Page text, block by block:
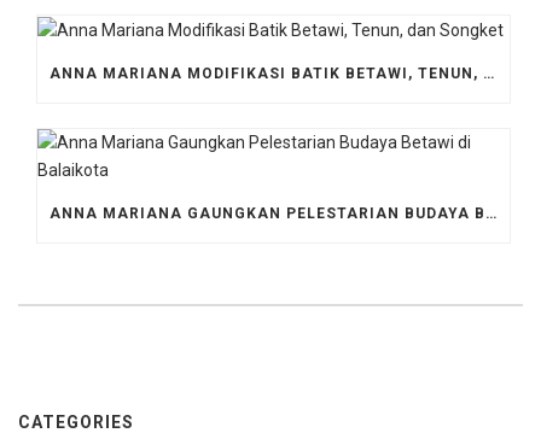
ANNA MARIANA MODIFIKASI BATIK BETAWI, TENUN, DAN SONGKET
ANNA MARIANA GAUNGKAN PELESTARIAN BUDAYA BETAWI DI BALAIKOTA
CATEGORIES